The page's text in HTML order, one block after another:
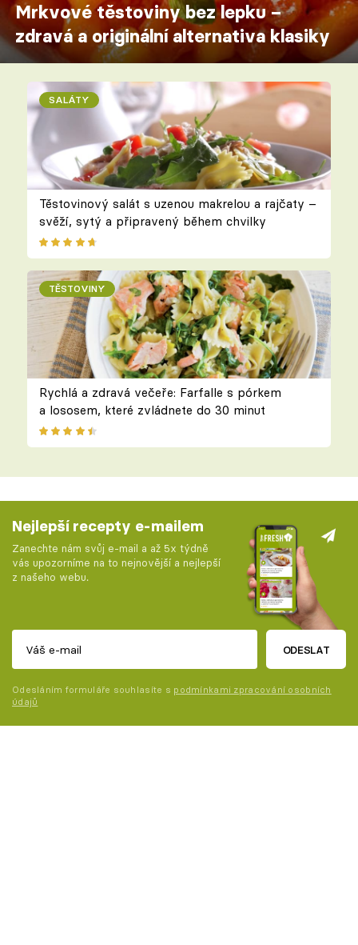
Mrkvové těstoviny bez lepku –
zdravá a originální alternativa klasiky
SALÁTY
Těstovinový salát s uzenou makrelou a rajčaty –
svěží, sytý a připravený během chvilky
TĚSTOVINY
Rychlá a zdravá večeře: Farfalle s pórkem
a lososem, které zvládnete do 30 minut
Nejlepší recepty e-mailem
Zanechte nám svůj e-mail a až 5x týdně
vás upozorníme na to nejnovější a nejlepší
z našeho webu.
ODESLAT
Odesláním formuláře souhlasíte s podmínkami zpracování osobních
údajů